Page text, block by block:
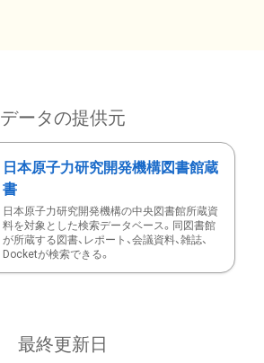
データの提供元
日本原子力研究開発機構図書館蔵
書
日本原子力研究開発機構の中央図書館所蔵資
料を対象とした検索データベース。同図書館
が所蔵する図書、レポート、会議資料、雑誌、
Docketが検索できる。
最終更新日